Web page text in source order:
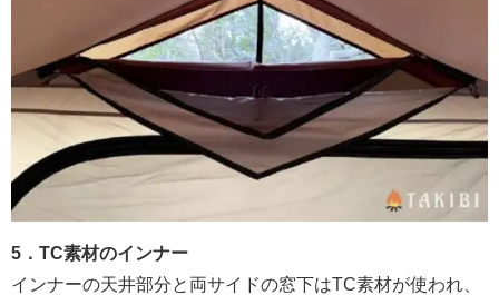
5．TC素材のインナー
インナーの天井部分と両サイドの窓下はTC素材が使われ、